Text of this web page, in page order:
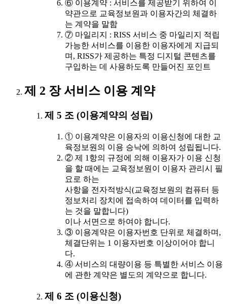
⑥ 이용계약 : 서비스를 제공받기 위하여 이
약관으로 교육정보원과 이용자간의 체결하
는 계약을 말함
⑦ 마일리지 : RISS 서비스 중 마일리지 적립
가능한 서비스를 이용한 이용자에게 지급되
며, RISS가 제공하는 특정 디지털 콘텐츠를
구입하는 데 사용하도록 만들어진 포인트
제 2 장 서비스 이용 계약
제 5 조 (이용계약의 성립)
① 이용계약은 이용자의 이용신청에 대한 교
육정보원의 이용 승낙에 의하여 성립됩니다.
② 제 1항의 규정에 의해 이용자가 이용 신청
을 할 때에는 교육정보원이 이용자 관리시 필
요로 하는
사항을 전자적방식(교육정보원의 컴퓨터 등
정보처리 장치에 접속하여 데이터를 입력하
는 것을 말합니다)
이나 서면으로 하여야 합니다.
③ 이용계약은 이용자번호 단위로 체결하며,
체결단위는 1 이용자번호 이상이어야 합니
다.
④ 서비스의 대량이용 등 특별한 서비스 이용
에 관한 계약은 별도의 계약으로 합니다.
제 6 조 (이용신청)